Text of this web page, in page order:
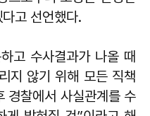
고 선언했다.
고 수사결과가 나올 때
지 않기 위해 모든 직책
경찰에서 사실관계를 수